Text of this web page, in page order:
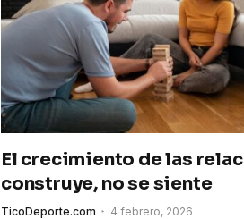
El crecimiento de las
construye, no se siente
TicoDeporte.com 4 febrero, 2026